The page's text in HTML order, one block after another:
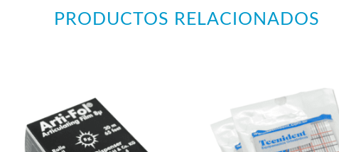
PRODUCTOS RELACIONADOS